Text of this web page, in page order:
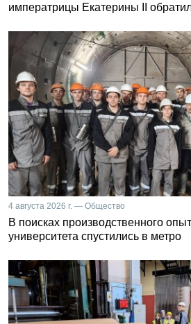
императрицы Екатерины II
4 августа 2026 г. — Общество
В поисках производственного
университета спустились в метро